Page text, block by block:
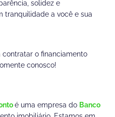
solidez e
tranquilidade a você e sua
o financiamento
conosco!
é uma empresa do Banco